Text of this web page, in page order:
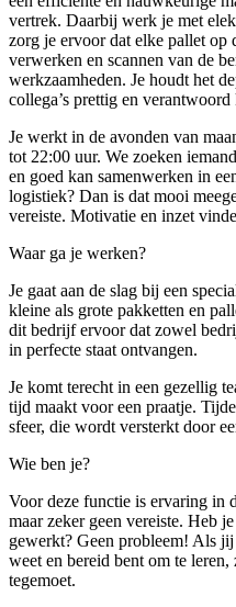
vertrek. Daarbij werk je met
zorg je ervoor dat elke pallet op
verwerken en scannen van de
werkzaamheden. Je houdt het
collega’s prettig en
Je werkt in de avonden van
tot 22:00 uur. We zoeken
en goed kan samenwerken in
logistiek? Dan is dat mooi
vereiste. Motivatie en inzet
Waar ga je werken?
Je gaat aan de slag bij een
kleine als grote pakketten en
dit bedrijf ervoor dat zowel
in perfecte staat ontvangen.
Je komt terecht in een gezellig
tijd maakt voor een praatje.
sfeer, die wordt versterkt door
Wie ben je?
Voor deze functie is ervaring in
maar zeker geen vereiste. Heb
gewerkt? Geen probleem! Als
weet en bereid bent om te
tegemoet.